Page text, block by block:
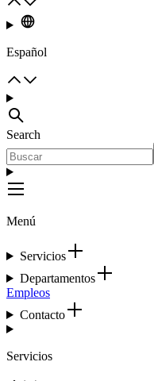
Español
Search
Menú
Servicios
Departamentos
Empleos
Contacto
Servicios